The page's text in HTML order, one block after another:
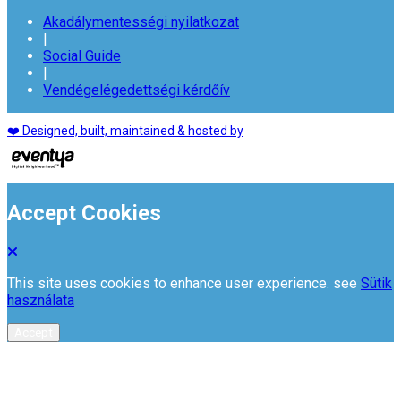
Akadálymentességi nyilatkozat
|
Social Guide
|
Vendégelégedettségi kérdőív
❤️ Designed, built, maintained & hosted by
Accept Cookies
This site uses cookies to enhance user experience. see Sütik
használata